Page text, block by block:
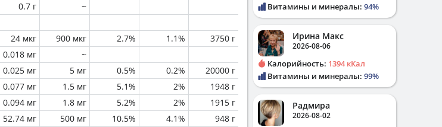
0.7 г ~
24 мкг 900 мкг 2.7% 1.1%
3750 г
0.018 мг
~
0.025 мг 5 мг 0.5% 0.2%
20000 г
0.077 мг 1.5 мг 5.1% 2%
1948 г
0.094 мг 1.8 мг 5.2% 2%
1915 г
52.74 мг 500 мг 10.5% 4.1%
948 г
Витамины и минералы: 94%
Ирина Макс
2026-08-06
Калорийность: 1394 кКал
Витамины и минералы: 99%
Радмира
2026-08-02